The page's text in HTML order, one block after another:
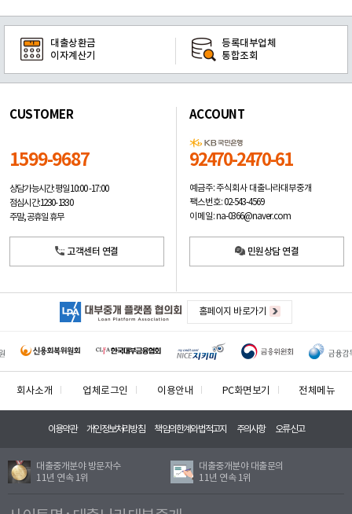
대출상환금
이자계산기
등록대부업체
통합조회
CUSTOMER
1599-9687
상담가능시간: 평일10:00 -17:00
점심시간: 12:30 - 13:30
주말, 공휴일 휴무
고객센터 연결
ACCOUNT
92470-2470-61
예금주: 주식회사 대출나라대부중개
팩스번호: 02-543-4569
이메일: na-0366@naver.com
민원상담 연결
홈페이지 바로가기
회사소개 업체로그인 이용안내 PC화면보기 전체메뉴
이용약관 개인정보처리방침 책임의한계와법적고지 주의사항 오류신고
대출중개분야 방문자수
11년 연속 1위
대출중개분야 대출문의
11년 연속 1위